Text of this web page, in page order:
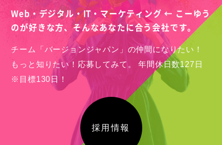
Web・デジタル・IT・マーケティング ← こーゆう
のが好きな方、そんなあなたに合う会社です。
チーム「バージョンジャパン」の仲間になりたい！
もっと知りたい！応募してみて。
年間休日数127日
※目標130日！
採用情報